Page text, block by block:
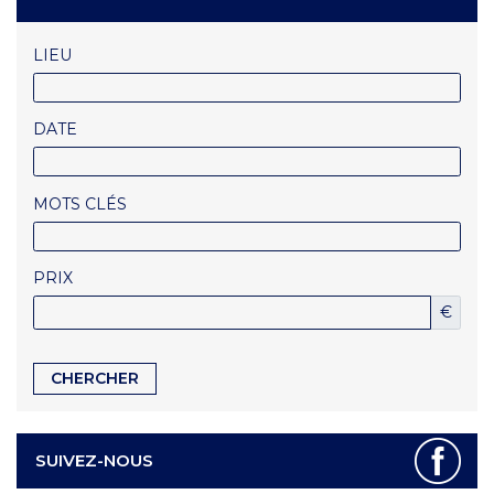
LIEU
DATE
MOTS CLÉS
PRIX
€
SUIVEZ-NOUS